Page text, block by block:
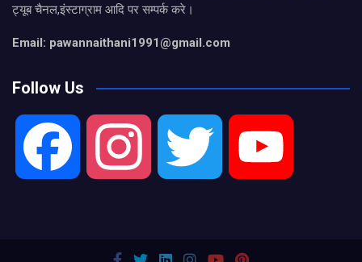
ट्यूब चैनल,इंस्टाग्राम आदि पर सम्पर्क करे।
Email: pawannaithani1991@gmail.com
Follow Us